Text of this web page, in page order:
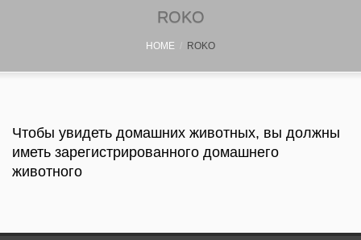
ROKO
HOME ROKO
Чтобы увидеть домашних животных, вы должны
иметь зарегистрированного домашнего
животного